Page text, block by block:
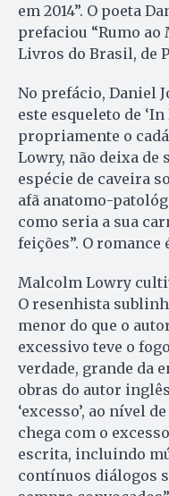
em 2014”. O poeta
prefaciou “Rumo ao
Livros do Brasil, de
No prefácio, Daniel
este esqueleto de
propriamente o
Lowry, não deixa de
espécie de caveira
afã anatomo-
como seria a sua
feições”. O romance
Malcolm Lowry
O resenhista
menor do que o
excessivo teve o
verdade, grande da
obras do autor
‘excesso’, ao nível
chega com o
escrita, incluindo
contínuos diálogos